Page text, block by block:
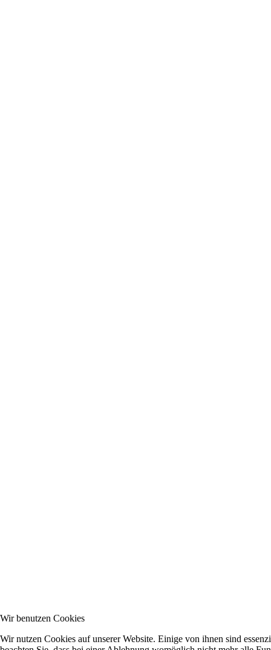
Wir benutzen Cookies
Wir nutzen Cookies auf unserer Website. Einige von ihnen sind